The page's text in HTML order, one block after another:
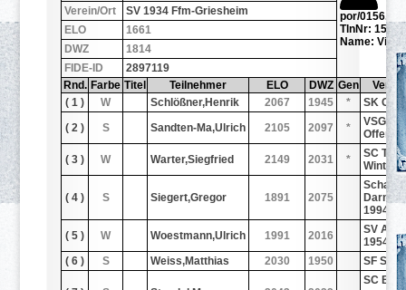
por/0156.jpg
TlnNr: 156
Name:
Verein/Ort
SV 1934 Ffm-Griesheim
ELO
1661
DWZ
1814
FIDE-ID
2897119
Rnd. Farbe Titel Teilnehmer ELO DWZ Gen
( 1 )
W Schlößner,Henrik 2067 1945 *
SK
( 2 )
S Sandten-Ma,Ulrich 2105 2097 *
VSG
( 3 )
W Warter,Siegfried 2149 2031 *
SC
( 4 ) S Siegert,Gregor 1891 2075
1994
( 5 )
W Woestmann,Ulrich 1991 2016
SV
1954
( 6 )
S Weiss,Matthias 2030 1950 SF
SC